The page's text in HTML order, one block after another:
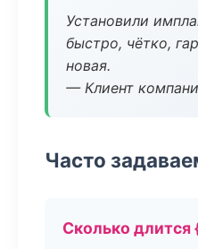
Установили
быстро, чётко,
новая.
— Клиент
Часто
Сколько длится